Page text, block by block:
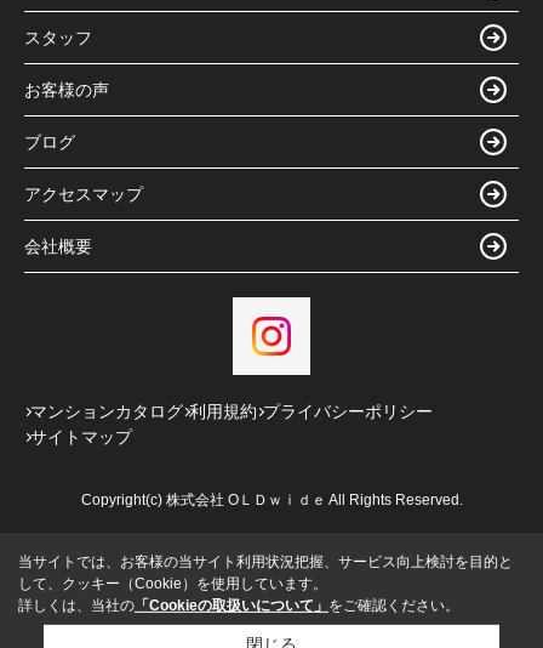
スタッフ
お客様の声
ブログ
アクセスマップ
会社概要
マンションカタログ 利用規約 プライバシーポリシー
サイトマップ
Copyright(c) 株式会社 ОＬＤｗｉｄｅ All Rights Reserved.
当サイトでは、お客様の当サイト利用状況把握、サービス向上検討を目的と
して、クッキー（Cookie）を使用しています。
詳しくは、当社の 「Cookieの取扱いについて」 をご確認ください。
閉じる